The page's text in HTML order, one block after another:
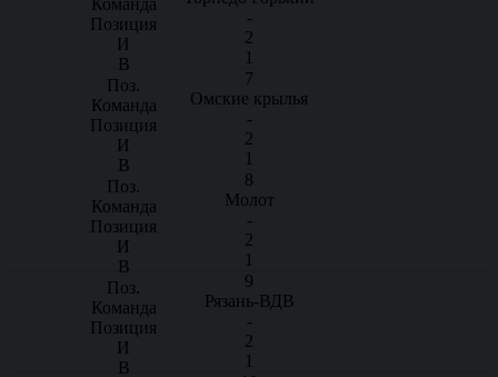
-
2
1
7
Омские крылья
-
2
1
8
Молот
-
2
1
9
Рязань-ВДВ
-
2
1